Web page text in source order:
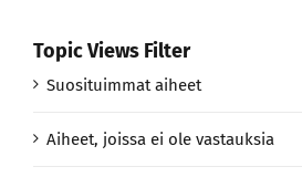
Topic Views Filter
Suosituimmat aiheet
Aiheet, joissa ei ole vastauksia